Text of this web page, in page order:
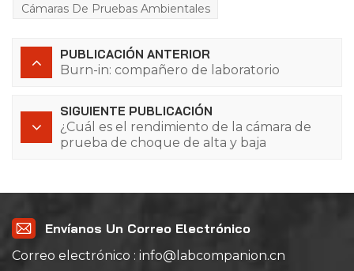
Cámaras De Pruebas Ambientales
PUBLICACIÓN ANTERIOR
Burn-in: compañero de laboratorio
SIGUIENTE PUBLICACIÓN
¿Cuál es el rendimiento de la cámara de
prueba de choque de alta y baja
Envíanos Un Correo Electrónico
Correo electrónico : info@labcompanion.cn